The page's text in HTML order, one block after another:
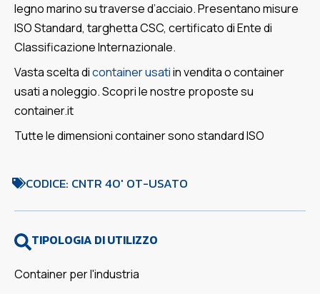
legno marino su traverse d’acciaio. Presentano misure
ISO Standard, targhetta CSC, certificato di Ente di
Classificazione Internazionale.
Vasta scelta dicontainer usatiin vendita o container
usati a noleggio. Scopri le nostre proposte su
container.it
Tutte le dimensioni container sono standard ISO
CODICE: CNTR 40' OT-USATO
TIPOLOGIA DI UTILIZZO
Container per l'industria